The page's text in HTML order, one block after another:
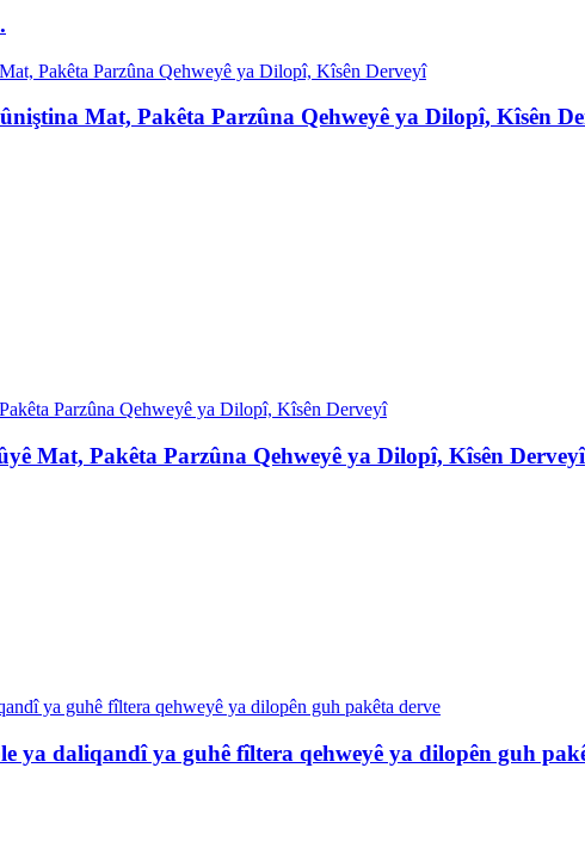
Mat, Pakêta Parzûna Qehweyê ya Dilopî, Kîsên
Mat, Pakêta Parzûna Qehweyê ya Dilopî, Kîsên Derveyî
ya daliqandî ya guhê fîltera qehweyê ya dilopên guh